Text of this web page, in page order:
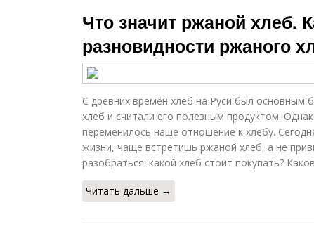
Что значит ржаной хлеб.
разновидности ржаного
С древних времён хлеб на Руси был основным
хлеб и считали его полезным продуктом.
переменилось наше отношение к хлебу.
жизни, чаще встретишь ржаной хлеб, а не
разобраться: какой хлеб стоит покупать?
Читать дальше →